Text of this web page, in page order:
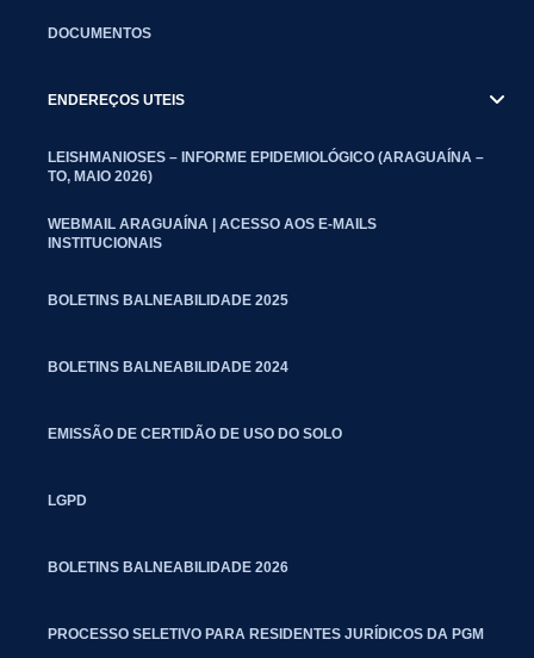
DOCUMENTOS
ENDEREÇOS UTEIS
LEISHMANIOSES – INFORME EPIDEMIOLÓGICO (ARAGUAÍNA –
TO, MAIO 2026)
WEBMAIL ARAGUAÍNA | ACESSO AOS E-MAILS
INSTITUCIONAIS
BOLETINS BALNEABILIDADE 2025
BOLETINS BALNEABILIDADE 2024
EMISSÃO DE CERTIDÃO DE USO DO SOLO
LGPD
BOLETINS BALNEABILIDADE 2026
PROCESSO SELETIVO PARA RESIDENTES JURÍDICOS DA PGM